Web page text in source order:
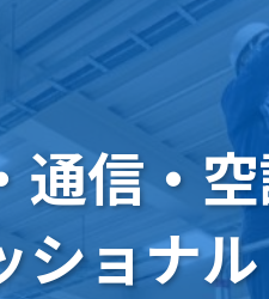
通信・
ショナル